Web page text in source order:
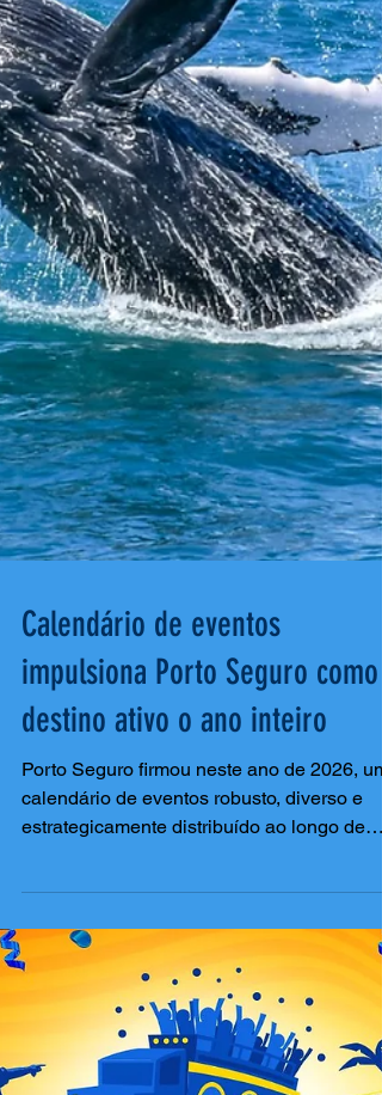
Calendário de eventos
impulsiona Porto Seguro como
destino ativo o ano inteiro
Porto Seguro firmou neste ano de 2026, um
calendário de eventos robusto, diverso e
estrategicamente distribuído ao longo de
todo o ano, reforçando seu posicionamento
como destino turístico dinâmico, cultural e
economicamente ativo em todas as